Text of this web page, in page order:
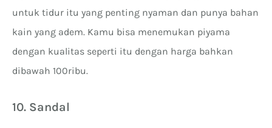
untuk tidur itu yang penting nyaman dan punya bahan
kain yang adem. Kamu bisa menemukan piyama
dengan kualitas seperti itu dengan harga bahkan
dibawah 100ribu.
10. Sandal